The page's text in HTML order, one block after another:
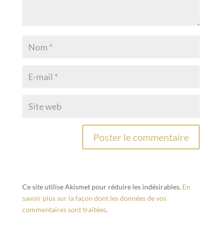
Ce site utilise Akismet pour réduire les indésirables. En
savoir plus sur la façon dont les données de vos
commentaires sont traitées.